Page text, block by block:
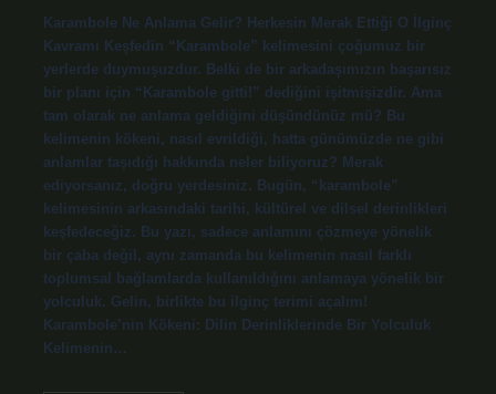
Karambole Ne Anlama Gelir? Herkesin Merak Ettiği O İlginç
Kavramı Keşfedin “Karambole” kelimesini çoğumuz bir
yerlerde duymuşuzdur. Belki de bir arkadaşımızın başarısız
bir planı için “Karambole gitti!” dediğini işitmişizdir. Ama
tam olarak ne anlama geldiğini düşündünüz mü? Bu
kelimenin kökeni, nasıl evrildiği, hatta günümüzde ne gibi
anlamlar taşıdığı hakkında neler biliyoruz? Merak
ediyorsanız, doğru yerdesiniz. Bugün, “karambole”
kelimesinin arkasındaki tarihi, kültürel ve dilsel derinlikleri
keşfedeceğiz. Bu yazı, sadece anlamını çözmeye yönelik
bir çaba değil, aynı zamanda bu kelimenin nasıl farklı
toplumsal bağlamlarda kullanıldığını anlamaya yönelik bir
yolculuk. Gelin, birlikte bu ilginç terimi açalım!
Karambole’nin Kökeni: Dilin Derinliklerinde Bir Yolculuk
Kelimenin…